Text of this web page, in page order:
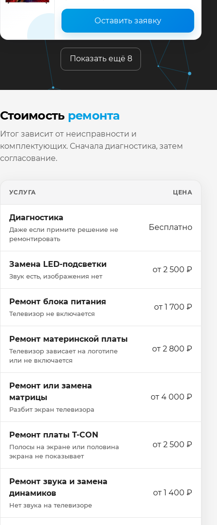
месяцев.
Оставить заявку
Показать ещё 8
Стоимость ремонта
Итог зависит от неисправности и
комплектующих. Сначала диагностика, затем
согласование.
УСЛУГА ЦЕНА
Диагностика
Даже если примите решение не
ремонтировать
Бесплатно
Замена LED-подсветки
Звук есть, изображения нет
от 2 500 ₽
Ремонт блока питания
Телевизор не включается
от 1 700 ₽
Ремонт материнской платы
Телевизор зависает на логотипе
или не включается
от 2 800 ₽
Ремонт или замена
матрицы
Разбит экран телевизора
от 4 000 ₽
Ремонт платы T-CON
Полосы на экране или половина
экрана не показывает
от 2 500 ₽
Ремонт звука и замена
динамиков
Нет звука на телевизоре
от 1 400 ₽